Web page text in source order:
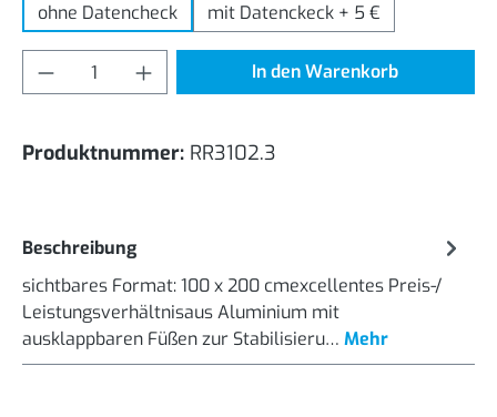
ohne Datencheck
mit Datenckeck + 5 €
Produkt Anzahl: Gib den gewünschten
In den Warenkorb
Produktnummer: RR3102.3
Beschreibung
sichtbares Format: 100 x 200 cmexcellentes Preis-/
Leistungsverhältnisaus Aluminium mit
ausklappbaren Füßen zur Stabilisieru… Mehr